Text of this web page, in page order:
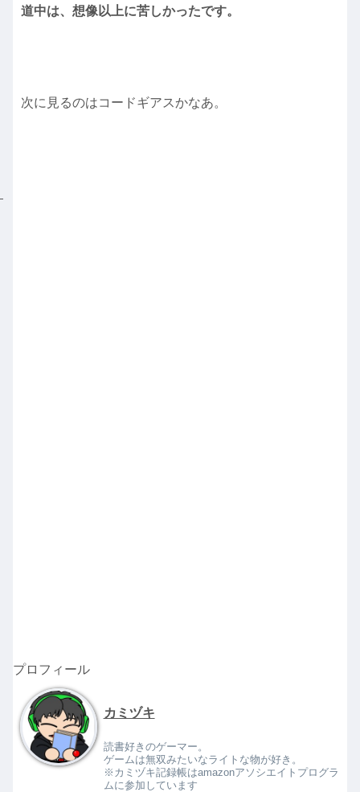
道中は、想像以上に苦しかったです。
次に見るのはコードギアスかなあ。
プロフィール
カミヅキ
読書好きのゲーマー。
ゲームは無双みたいなライトな物が好き。
※カミヅキ記録帳はamazonアソシエイトプログラ
ムに参加しています